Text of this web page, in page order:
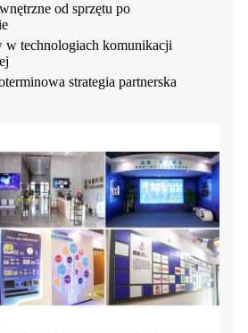
od sprzętu po
w technologiach komunikacji
strategia partnerska